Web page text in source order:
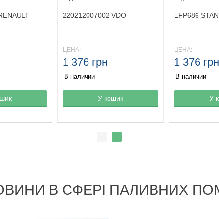
Товар в корзине
220212007002 VDO
ЦЕНА:
1 376 грн.
В наличии
У кошик Товар в
EFP686
ЦЕНА:
1 376
В наличии
У
В СФЕРІ ПАЛИВНИХ